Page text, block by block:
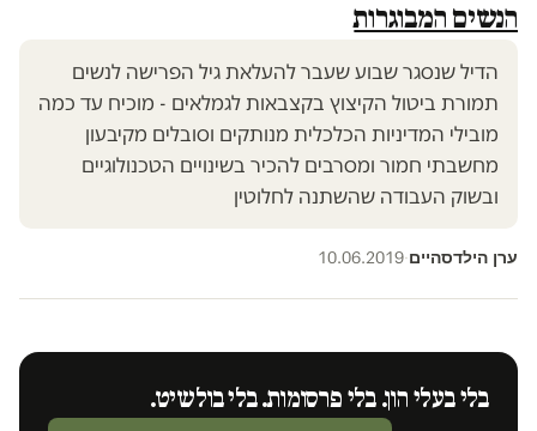
הנשים המבוגרות
הדיל שנסגר שבוע שעבר להעלאת גיל הפרישה לנשים
תמורת ביטול הקיצוץ בקצבאות לגמלאים - מוכיח עד כמה
מובילי המדיניות הכלכלית מנותקים וסובלים מקיבעון
מחשבתי חמור ומסרבים להכיר בשינויים הטכנולוגיים
ובשוק העבודה שהשתנה לחלוטין
ערן הילדסהיים·
10.06.2019
בלי בעלי הון. בלי פרסומות. בלי בולשיט.